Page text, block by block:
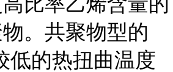
。共聚物型的
低的热扭曲温度